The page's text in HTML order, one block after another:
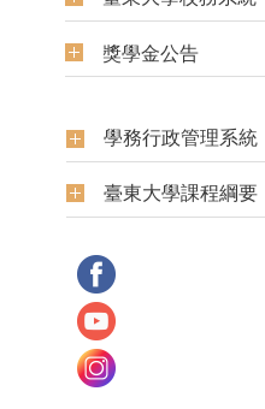
獎學金公告
學務行政管理系統
臺東大學課程綱要